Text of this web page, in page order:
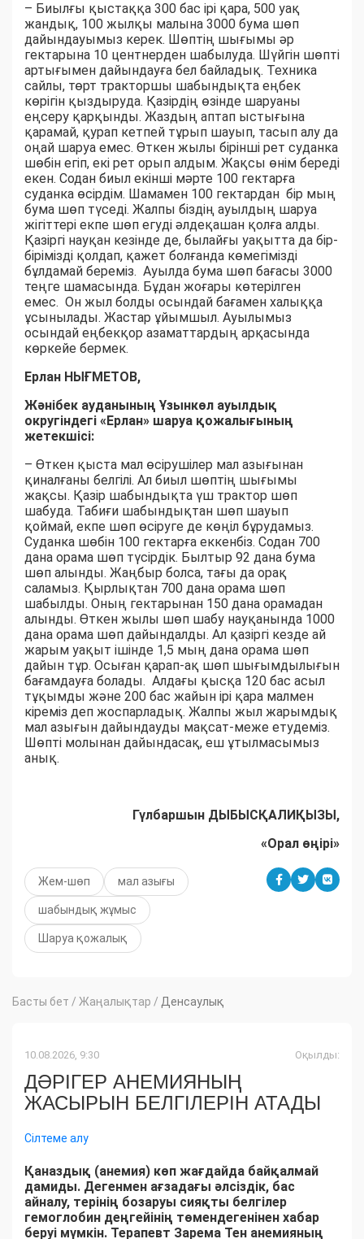
– Биылғы қыстаққа 300 бас ірі қара, 500 уақ
жандық, 100 жылқы малына 3000 бума шөп
дайындауымыз керек. Шөптің шығымы әр
гектарына 10 центнерден шабылуда. Шүйгін шөпті
артығымен дайындауға бел байладық. Техника
сайлы, төрт тракторшы шабындықта еңбек
көрігін қыздыруда. Қазірдің өзінде шаруаны
еңсеру қарқынды. Жаздың аптап ыстығына
қарамай, қурап кетпей тұрып шауып, тасып алу да
оңай шаруа емес. Өткен жылы бірінші рет суданка
шөбін егіп, екі рет орып алдым. Жақсы өнім береді
екен. Содан биыл екінші мәрте 100 гектарға
суданка өсірдім. Шамамен 100 гектардан бір мың
бума шөп түседі. Жалпы біздің ауылдың шаруа
жігіттері екпе шөп егуді әлдеқашан қолға алды.
Қазіргі науқан кезінде де, былайғы уақытта да бір-
бірімізді қолдап, қажет болғанда көмегімізді
бұлдамай береміз. Ауылда бума шөп бағасы 3000
теңге шамасында. Бұдан жоғары көтерілген
емес. Он жыл болды осындай бағамен халыққа
ұсынылады. Жастар ұйымшыл. Ауылымыз
осындай еңбекқор азаматтардың арқасында
көркейе бермек.
Ерлан НЫҒМЕТОВ,
Жәнібек ауданының Ұзынкөл ауылдық
округіндегі «Ерлан» шаруа қожалығының
жетекшісі:
– Өткен қыста мал өсірушілер мал азығынан
қиналғаны белгілі. Ал биыл шөптің шығымы
жақсы. Қазір шабындықта үш трактор шөп
шабуда. Табиғи шабындықтан шөп шауып
қоймай, екпе шөп өсіруге де көңіл бұрудамыз.
Суданка шөбін 100 гектарға еккенбіз. Содан 700
дана орама шөп түсірдік. Былтыр 92 дана бума
шөп алынды. Жаңбыр болса, тағы да орақ
саламыз. Қырлықтан 700 дана орама шөп
шабылды. Оның гектарынан 150 дана орамадан
алынды. Өткен жылы шөп шабу науқанында 1000
дана орама шөп дайындалды. Ал қазіргі кезде ай
жарым уақыт ішінде 1,5 мың дана орама шөп
дайын тұр. Осыған қарап-ақ шөп шығымдылығын
бағамдауға болады. Алдағы қысқа 120 бас асыл
тұқымды және 200 бас жайын ірі қара малмен
кіреміз деп жоспарладық. Жалпы жыл жарымдық
мал азығын дайындауды мақсат-меже етудеміз.
Шөпті молынан дайындасақ, еш ұтылмасымыз
анық.
Гүлбаршын ДЫБЫСҚАЛИҚЫЗЫ,
«Орал өңірі»
Жем-шөп мал азығы
шабындық жұмыс
Шаруа қожалық
Басты бет / Жаңалықтар / Денсаулық
10.08.2026, 9:30 Оқылды:
ДӘРІГЕР АНЕМИЯНЫҢ
ЖАСЫРЫН БЕЛГІЛЕРІН АТАДЫ
Сілтеме алу
Қаназдық (анемия) көп жағдайда байқалмай
дамиды. Дегенмен ағзадағы әлсіздік, бас
айналу, терінің бозаруы сияқты белгілер
гемоглобин деңгейінің төмендегенінен хабар
беруі мүмкін. Терапевт Зарема Тен анемияның